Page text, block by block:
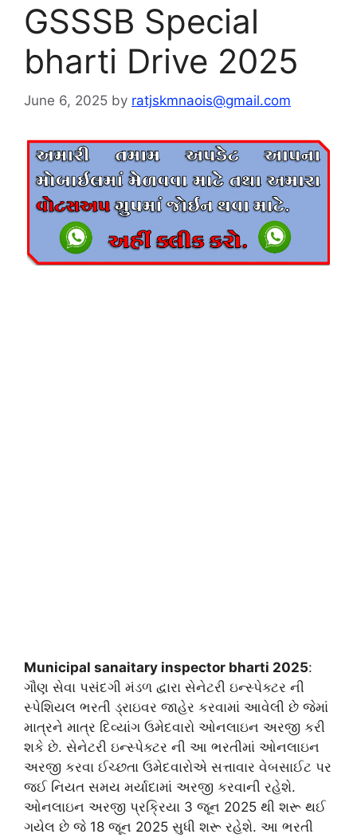
GSSSB Special
bharti Drive 2025
June 6, 2025 by ratjskmnaois@gmail.com
Municipal sanaitary inspector bharti 2025:
ગૌણ સેવા પસંદગી મંડળ દ્વારા સેનેટરી ઇન્સ્પેક્ટર ની
સ્પેશિયલ ભરતી ડ્રાઇવર જાહેર કરવામાં આવેલી છે જેમાં
માત્રને માત્ર દિવ્યાંગ ઉમેદવારો ઓનલાઇન અરજી કરી
શકે છે. સેનેટરી ઇન્સ્પેક્ટર ની આ ભરતીમાં ઓનલાઇન
અરજી કરવા ઈચ્છતા ઉમેદવારોએ સત્તાવાર વેબસાઈટ પર
જઈ નિયત સમય મર્યાદામાં અરજી કરવાની રહેશે.
ઓનલાઇન અરજી પ્રક્રિયા 3 જૂન 2025 થી શરૂ થઈ
ગયેલ છે જે 18 જૂન 2025 સુધી શરૂ રહેશે. આ ભરતી